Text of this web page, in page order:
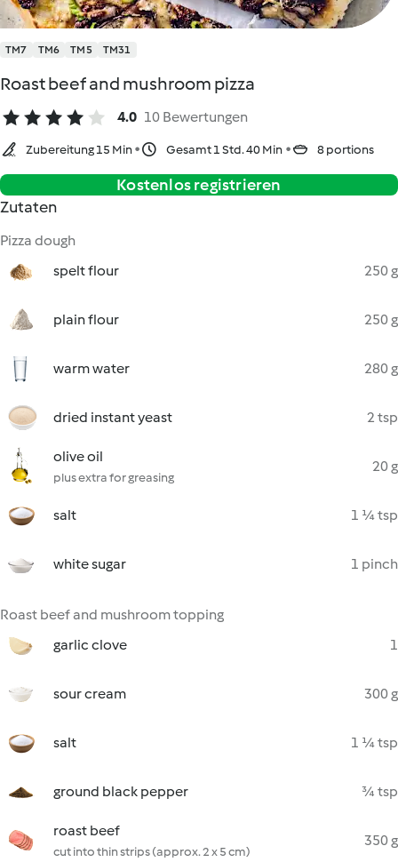
TM7 TM6 TM5 TM31
Roast beef and mushroom pizza
4.0 10 Bewertungen
Zubereitung 15 Min Gesamt 1 Std. 40 Min 8 portions
Kostenlos registrieren
Zutaten
Pizza dough
spelt flour
250 g
plain flour 250 g
warm water 280 g
dried instant yeast 2 tsp
olive oil
plus extra for greasing
20 g
salt 1 ¼ tsp
white sugar 1 pinch
Roast beef and mushroom topping
garlic clove
1
sour cream 300 g
salt 1 ¼ tsp
ground black pepper ¾ tsp
roast beef
cut into thin strips (approx. 2 x 5 cm)
350 g